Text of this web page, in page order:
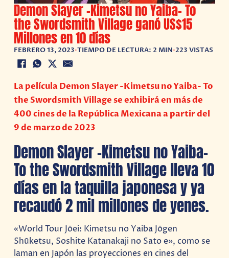
Demon Slayer -Kimetsu no Yaiba- To
the Swordsmith Village ganó US$15
Millones en 10 días
FEBRERO 13, 2023•TIEMPO DE LECTURA: 2 MIN•223 VISTAS
La película Demon Slayer -Kimetsu no Yaiba- To
the Swordsmith Village se exhibirá en más de
400 cines de la República Mexicana a partir del
9 de marzo de 2023
Demon Slayer -Kimetsu no Yaiba-
To the Swordsmith Village lleva 10
días en la taquilla japonesa y ya
recaudó 2 mil millones de yenes.
«World Tour Jōei: Kimetsu no Yaiba Jōgen
Shūketsu, Soshite Katanakaji no Sato e», como se
laman en Japón las proyecciones en cines del